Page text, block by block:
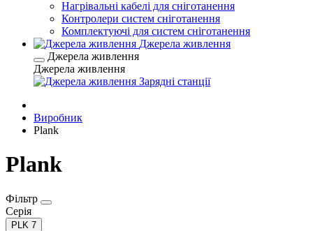
Нагрівальні кабелі для сніготанення
Контролери систем сніготанення
Комплектуючі для систем сніготанення
Джерела живлення
Джерела живлення
Джерела живлення
Зарядні станції
Виробник
Plank
Plank
Фільтр
Серія
PLK 7